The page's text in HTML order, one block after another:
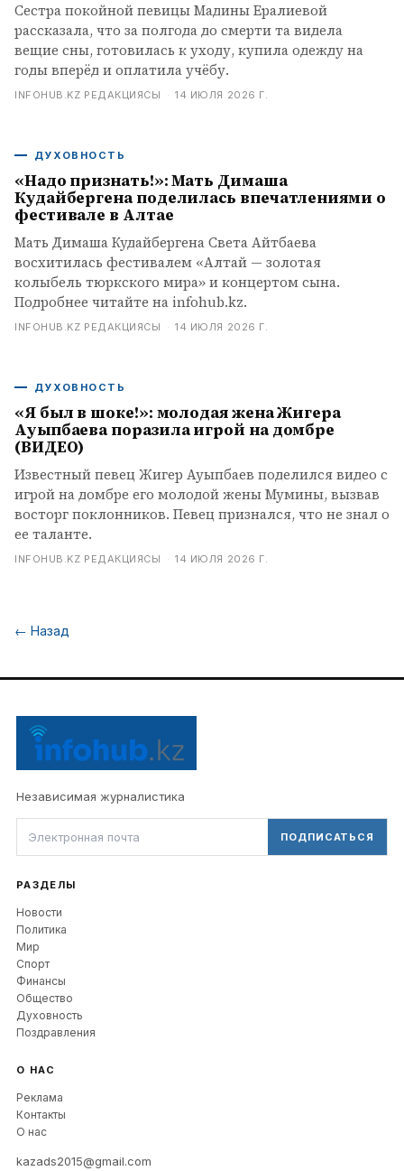
Сестра покойной певицы Мадины Ералиевой
рассказала, что за полгода до смерти та видела
вещие сны, готовилась к уходу, купила одежду на
годы вперёд и оплатила учёбу.
INFOHUB.KZ РЕДАКЦИЯСЫ · 14 ИЮЛЯ 2026 Г.
ДУХОВНОСТЬ
«Надо признать!»: Мать Димаша
Кудайбергена поделилась впечатлениями о
фестивале в Алтае
Мать Димаша Кудайбергена Света Айтбаева
восхитилась фестивалем «Алтай — золотая
колыбель тюркского мира» и концертом сына.
Подробнее читайте на infohub.kz.
INFOHUB.KZ РЕДАКЦИЯСЫ · 14 ИЮЛЯ 2026 Г.
ДУХОВНОСТЬ
«Я был в шоке!»: молодая жена Жигера
Ауыпбаева поразила игрой на домбре
(ВИДЕО)
Известный певец Жигер Ауыпбаев поделился видео с
игрой на домбре его молодой жены Мумины, вызвав
восторг поклонников. Певец признался, что не знал о
ее таланте.
INFOHUB.KZ РЕДАКЦИЯСЫ · 14 ИЮЛЯ 2026 Г.
← Назад
Независимая журналистика
ПОДПИСАТЬСЯ
РАЗДЕЛЫ
Новости
Политика
Мир
Спорт
Финансы
Общество
Духовность
Поздравления
О НАС
Реклама
Контакты
О нас
kazads2015@gmail.com